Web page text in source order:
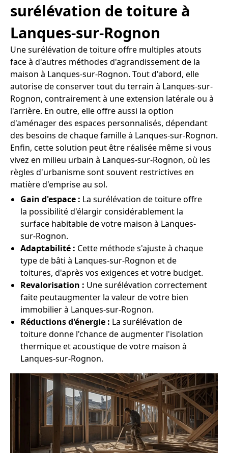
surélévation de toiture à
Lanques-sur-Rognon
Une surélévation de toiture offre multiples atouts
face à d'autres méthodes d'agrandissement de la
maison à Lanques-sur-Rognon. Tout d'abord, elle
autorise de conserver tout du terrain à Lanques-sur-
Rognon, contrairement à une extension latérale ou à
l'arrière. En outre, elle offre aussi la option
d'aménager des espaces personnalisés, dépendant
des besoins de chaque famille à Lanques-sur-Rognon.
Enfin, cette solution peut être réalisée même si vous
vivez en milieu urbain à Lanques-sur-Rognon, où les
règles d'urbanisme sont souvent restrictives en
matière d'emprise au sol.
Gain d'espace : La surélévation de toiture offre
la possibilité d'élargir considérablement la
surface habitable de votre maison à Lanques-
sur-Rognon.
Adaptabilité : Cette méthode s'ajuste à chaque
type de bâti à Lanques-sur-Rognon et de
toitures, d'après vos exigences et votre budget.
Revalorisation : Une surélévation correctement
faite peutaugmenter la valeur de votre bien
immobilier à Lanques-sur-Rognon.
Réductions d'énergie : La surélévation de
toiture donne l'chance de augmenter l'isolation
thermique et acoustique de votre maison à
Lanques-sur-Rognon.